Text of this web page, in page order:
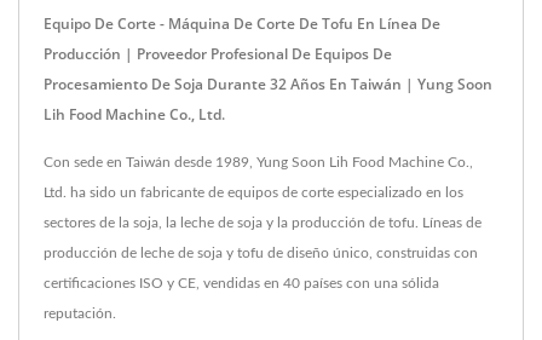
Equipo De Corte - Máquina De Corte De Tofu En Línea De
Producción | Proveedor Profesional De Equipos De
Procesamiento De Soja Durante 32 Años En Taiwán | Yung Soon
Lih Food Machine Co., Ltd.
Con sede en Taiwán desde 1989, Yung Soon Lih Food Machine Co.,
Ltd. ha sido un fabricante de equipos de corte especializado en los
sectores de la soja, la leche de soja y la producción de tofu. Líneas de
producción de leche de soja y tofu de diseño único, construidas con
certificaciones ISO y CE, vendidas en 40 países con una sólida
reputación.